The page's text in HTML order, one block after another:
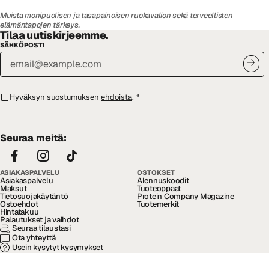
Muista monipuolisen ja tasapainoisen ruokavalion sekä terveellisten
elämäntapojen tärkeys.
Tilaa uutiskirjeemme.
SÄHKÖPOSTI
Hyväksyn suostumuksen ehdoista. *
Seuraa meitä:
ASIAKASPALVELU
Asiakaspalvelu
Maksut
Tietosuojakäytäntö
Ostoehdot
Hintatakuu
Palautukset ja vaihdot
Seuraa tilaustasi
Ota yhteyttä
Usein kysytyt kysymykset
OSTOKSET
Alennuskoodit
Tuoteoppaat
Protein Company Magazine
Tuotemerkit